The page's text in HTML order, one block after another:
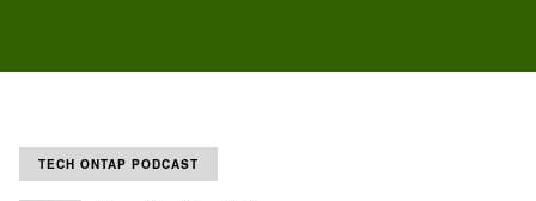
TECH ONTAP PODCAST